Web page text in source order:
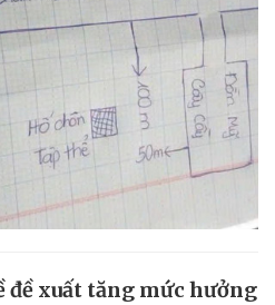
đề xuất tăng mức hưởng